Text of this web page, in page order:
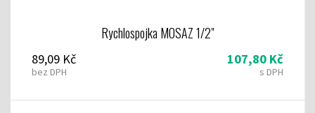
Rychlospojka MOSAZ 1/2"
89,09 Kč
bez DPH
107,80 Kč
s DPH